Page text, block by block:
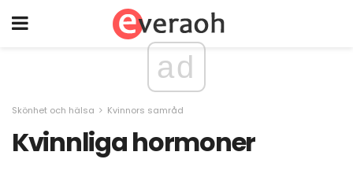
ad
Skönhet och hälsa Kvinnors samråd
Kvinnliga hormoner